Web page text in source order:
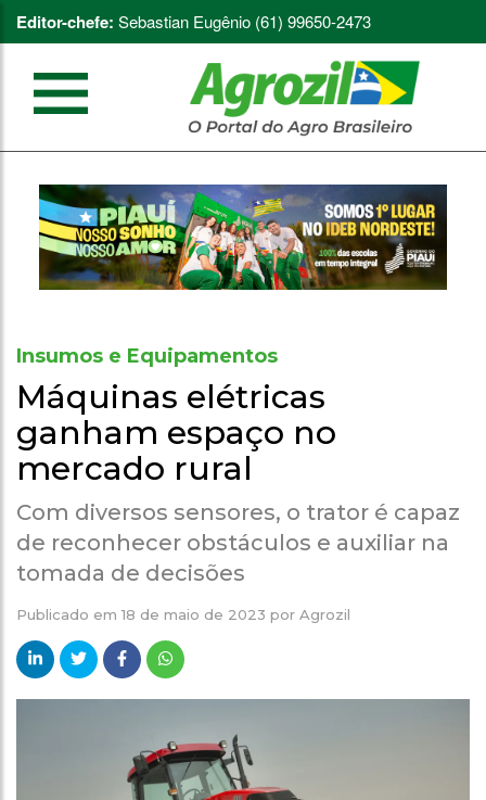
Editor-chefe: Sebastian Eugênio (61) 99650-2473
Insumos e Equipamentos
Máquinas elétricas
ganham espaço no
mercado rural
Com diversos sensores, o trator é capaz
de reconhecer obstáculos e auxiliar na
tomada de decisões
Publicado em18 de maio de 2023 por Agrozil